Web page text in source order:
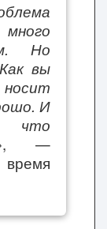
Но
вы
И
что
, —